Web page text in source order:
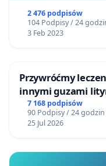
Nigdy nie istniał (w
2 476 podpisów
104 Podpisy / 24
3 Feb 2023
Przywróćmy
innymi guzami
Centrum Zdrowia
7 168 podpisów
90 Podpisy / 24 godzin
25 Jul 2026